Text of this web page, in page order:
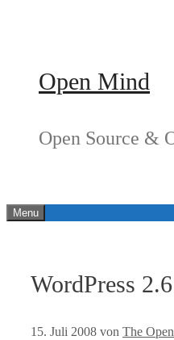
Open Mind
Open Source &
Menu
WordPress
15. Juli 2008 von The